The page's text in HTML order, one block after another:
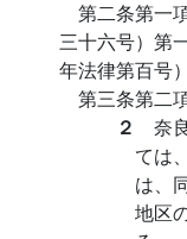
第二条第一
三十六号）第
年法律第百号
第三条第二
２ 奈
ては
は、
地区